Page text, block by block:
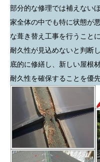
部分的な修理では補えない
家全体の中でも特に状態が
な葺き替え工事を行うこと
耐久性が見込めないと判断
底的に修繕し、新しい屋根
耐久性を確保することを優